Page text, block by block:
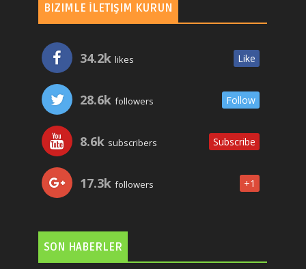
BIZIMLE İLETIŞIM KURUN
34.2k likes Like
28.6k followers Follow
8.6k subscribers Subscribe
17.3k followers +1
SON HABERLER